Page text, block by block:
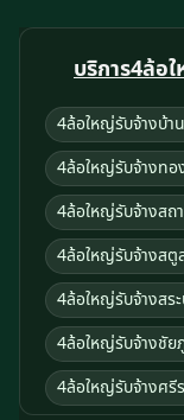
บริการ4ล้อ
4ล้อใหญ่รับจ้างบ้า
4ล้อใหญ่รับจ้างทอ
4ล้อใหญ่รับจ้างสถ
4ล้อใหญ่รับจ้างสตู
4ล้อใหญ่รับจ้างสร
4ล้อใหญ่รับจ้างชัย
4ล้อใหญ่รับจ้างศรี